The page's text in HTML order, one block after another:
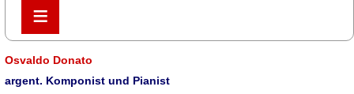
≡
≡
Osvaldo Donato
argent. Komponist und Pianist